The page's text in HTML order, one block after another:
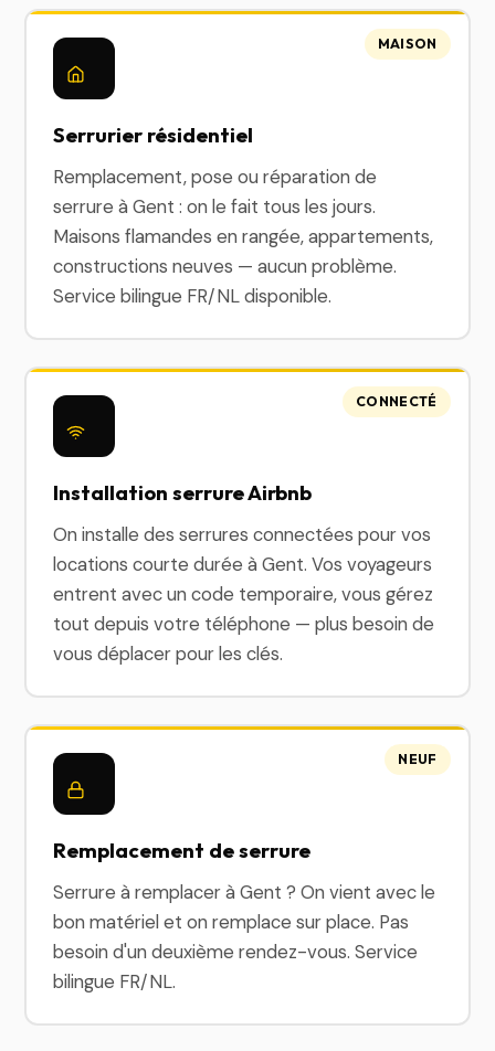
Serrurier résidentiel
Remplacement, pose ou réparation de
serrure à Gent : on le fait tous les jours.
Maisons flamandes en rangée, appartements,
constructions neuves — aucun problème.
Service bilingue FR/NL disponible.
MAISON
Installation serrure Airbnb
On installe des serrures connectées pour vos
locations courte durée à Gent. Vos voyageurs
entrent avec un code temporaire, vous gérez
tout depuis votre téléphone — plus besoin de
vous déplacer pour les clés.
CONNECTÉ
Remplacement de serrure
Serrure à remplacer à Gent ? On vient avec le
bon matériel et on remplace sur place. Pas
besoin d'un deuxième rendez-vous. Service
bilingue FR/NL.
NEUF